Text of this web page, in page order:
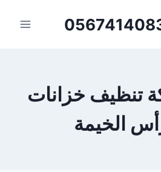
تنظيف خزانات
الخيمة